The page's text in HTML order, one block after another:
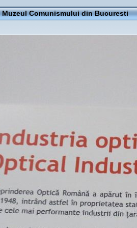
Muzeul Comunismului din Bucuresti